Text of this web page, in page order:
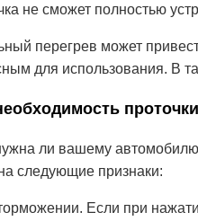
не сможет полностью
перегрев может
для использования. В
ли вашему автомобилю
следующие признаки:
Если при